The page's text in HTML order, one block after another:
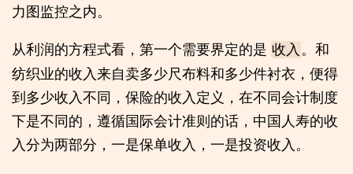
力图监控之内。
从利润的方程式看，第一个需要界定的是 收入 。和
纺织业的收入来自卖多少尺布料和多少件衬衣，便得
到多少收入不同，保险的收入定义，在不同会计制度
下是不同的，遵循国际会计准则的话，中国人寿的收
入分为两部分，一是保单收入，一是投资收入。